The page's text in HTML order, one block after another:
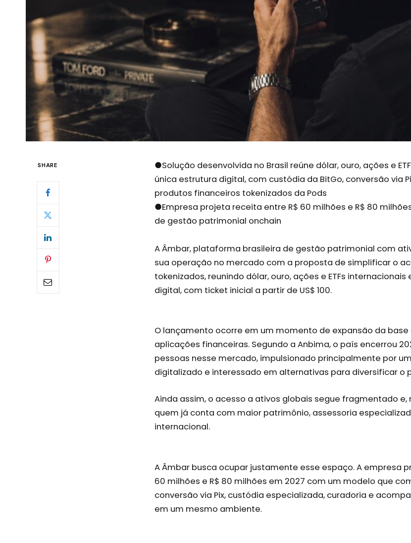
SHARE
●Solução desenvolvida no Brasil reúne dólar, ouro, ações e
única estrutura digital, com custódia da BitGo, conversão via
produtos financeiros tokenizados da Pods
●Empresa projeta receita entre R$ 60 milhões e R$ 80
de gestão patrimonial onchain
A Âmbar, plataforma brasileira de gestão patrimonial com
sua operação no mercado com a proposta de simplificar o
tokenizados, reunindo dólar, ouro, ações e ETFs
digital, com ticket inicial a partir de US$ 100.
O lançamento ocorre em um momento de expansão da
aplicações financeiras. Segundo a Anbima, o país encerrou
pessoas nesse mercado, impulsionado principalmente por
digitalizado e interessado em alternativas para diversificar o
Ainda assim, o acesso a ativos globais segue fragmentado e,
quem já conta com maior patrimônio, assessoria
internacional.
A Âmbar busca ocupar justamente esse espaço. A empresa
60 milhões e R$ 80 milhões em 2027 com um modelo que
conversão via Pix, custódia especializada, curadoria e
em um mesmo ambiente.